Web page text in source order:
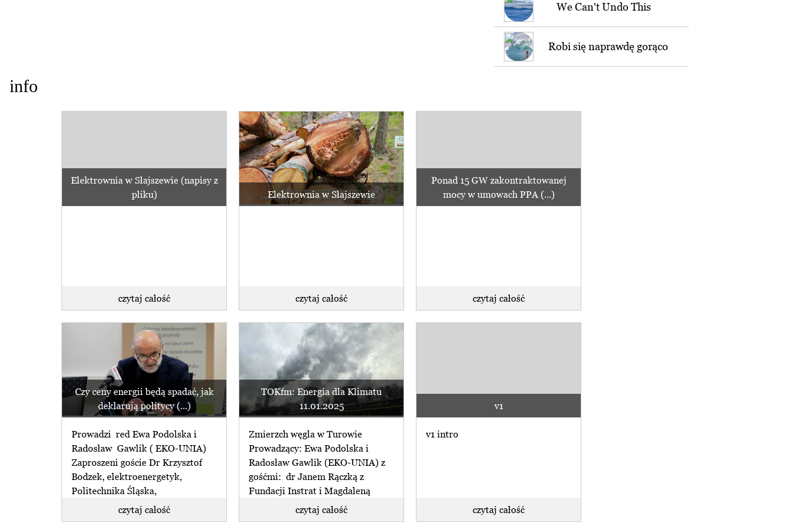
We Can't Undo This
Robi się naprawdę gorąco
info
Elektrownia w Słajszewie (napisy z
pliku)
czytaj całość
Elektrownia w Słajszewie
czytaj całość
Ponad 15 GW zakontraktowanej
mocy w umowach PPA (...)
czytaj całość
Czy ceny energii będą spadać, jak
deklarują politycy (...)
Prowadzi red Ewa Podolska i
Radosław Gawlik ( EKO-UNIA)
Zaproszeni goście Dr Krzysztof
Bodzek, elektroenergetyk,
Politechnika Śląska,
Konwersatorium Inteligentna
Energetyka założone przez (...)
czytaj całość
TOKfm: Energia dla Klimatu
11.01.2025
Zmierzch węgla w Turowie
Prowadzący: Ewa Podolska i
Radosław Gawlik (EKO-UNIA) z
gośćmi: dr Janem Rączką z
Fundacji Instrat i Magdaleną
Kościańską z (...)czytaj całość
v1
v1 intro
czytaj całość